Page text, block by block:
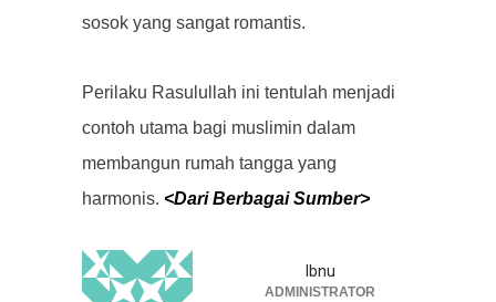
sosok yang sangat romantis.
Perilaku Rasulullah ini tentulah menjadi
contoh utama bagi muslimin dalam
membangun rumah tangga yang
harmonis. <Dari Berbagai Sumber>
Ibnu
ADMINISTRATOR